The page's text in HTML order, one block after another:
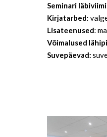
Seminari
Kirjatarbed:
Lisateenused:
Võimalused
Suvepäevad: